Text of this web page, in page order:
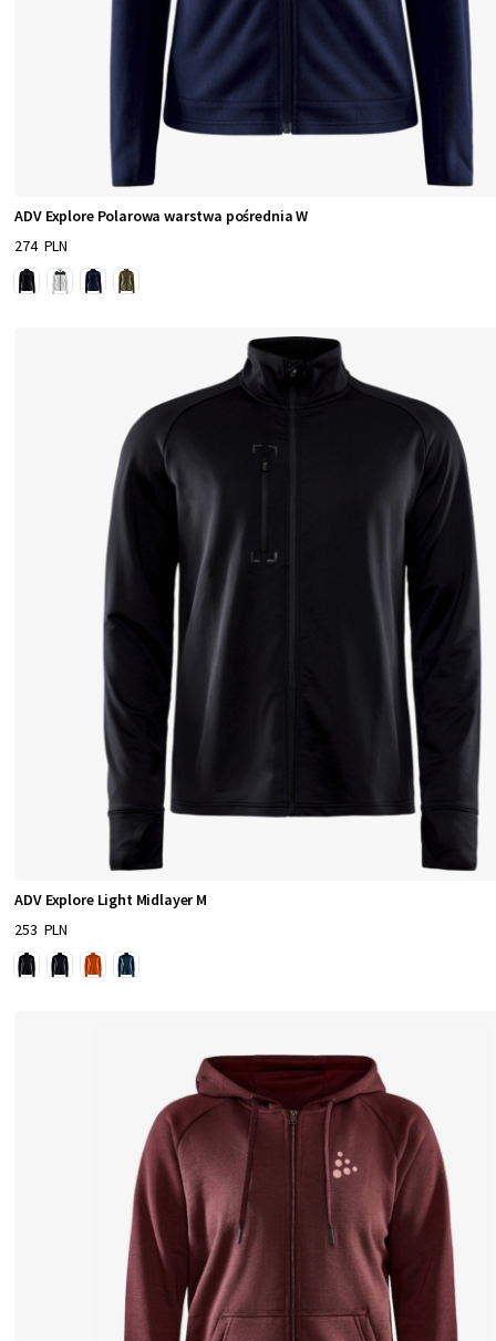
ADV Explore Polarowa warstwa pośrednia W
274 PLN
ADV Explore Light Midlayer M
253 PLN